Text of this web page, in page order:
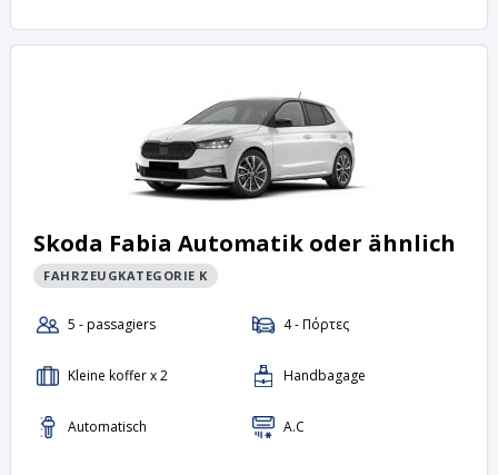
Skoda Fabia Automatik oder ähnlich
FAHRZEUGKATEGORIE K